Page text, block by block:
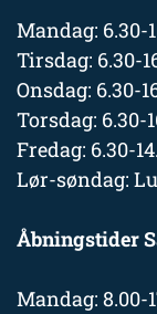
Mandag: 6.30-
Tirsdag: 6.30-
Onsdag: 6.30-
Torsdag: 6.30-
Fredag: 6.30-
Lør-søndag:
Åbningstider
Mandag: 8.00-